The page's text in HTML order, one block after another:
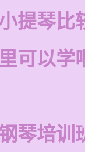
提琴比
可以学
琴培训